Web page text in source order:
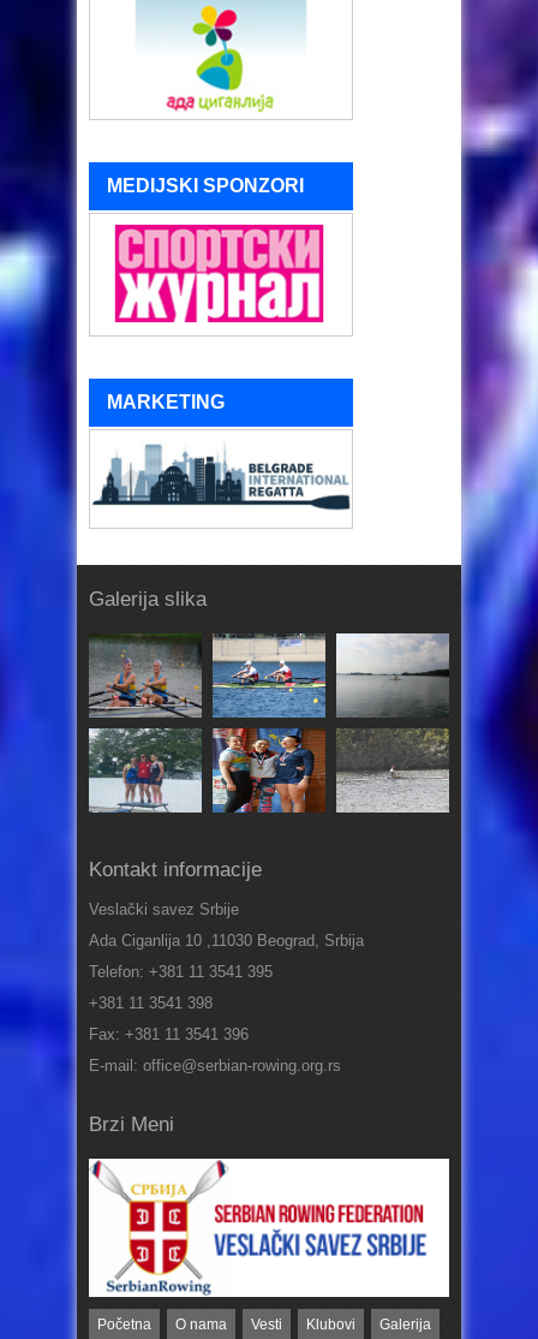
MEDIJSKI SPONZORI
MARKETING
Galerija slika
Kontakt informacije
Veslački savez Srbije
Ada Ciganlija 10 ,11030 Beograd, Srbija
Telefon: +381 11 3541 395
+381 11 3541 398
Fax: +381 11 3541 396
E-mail: office@serbian-rowing.org.rs
Brzi Meni
Početna O nama Vesti Klubovi Galerija